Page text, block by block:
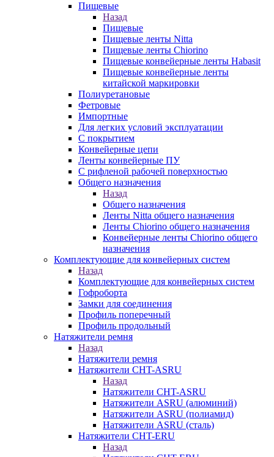
Пищевые
Назад
Пищевые
Пищевые ленты Nitta
Пищевые ленты Chiorino
Пищевые конвейерные ленты Habasit
Пищевые конвейерные ленты
китайской маркировки
Полиуретановые
Фетровые
Импортные
Для легких условий эксплуатации
С покрытием
Конвейерные цепи
Ленты конвейерные ПУ
С рифленой рабочей поверхностью
Общего назначения
Назад
Общего назначения
Ленты Nitta общего назначения
Ленты Chiorino общего назначения
Конвейерные ленты Chiorino общего
назначения
Комплектующие для конвейерных систем
Назад
Комплектующие для конвейерных систем
Гофроборта
Замки для соединения
Профиль поперечный
Профиль продольный
Натяжители ремня
Назад
Натяжители ремня
Натяжители CHT-ASRU
Назад
Натяжители CHT-ASRU
Натяжители ASRU (алюминий)
Натяжители ASRU (полиамид)
Натяжители ASRU (сталь)
Натяжители CHT-ERU
Назад